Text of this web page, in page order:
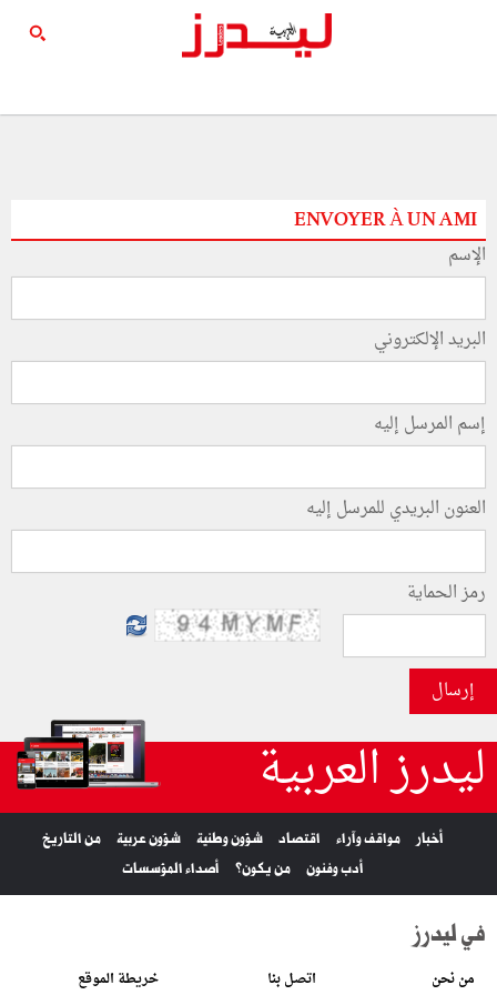
ENVOYER À UN AMI
الإسم
البريد الإلكتروني
إسم المرسل إليه
العنون البريدي للمرسل إليه
رمز الحماية
إرسال
ليدرز العربية
أخبار مواقف وآراء اقتصاد شؤون وطنية شؤون عربية
من التاريخ
أدب وفنون
من يكون؟ أصداء المؤسسات
في ليدرز
من نحن اتصل بنا خريطة الموقع